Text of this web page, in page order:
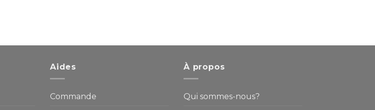
Aides
Commande
À propos
Qui sommes-nous?